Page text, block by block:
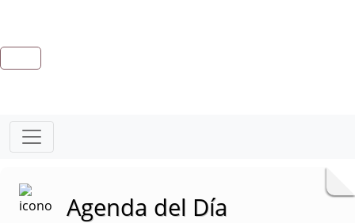
Agenda del Día